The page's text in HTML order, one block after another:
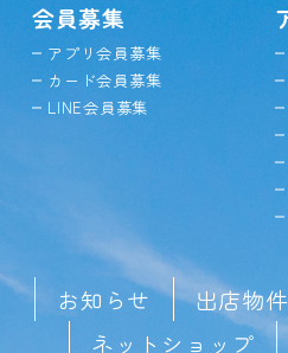
会員募集
アプリ会員募集
カード会員募集
LINE会員募集
お知らせ 出店物
ネットショップ